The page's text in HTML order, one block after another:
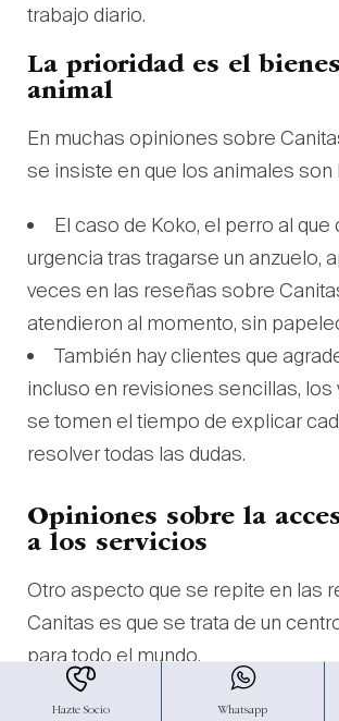
trabajo diario.
La prioridad es el
animal
En muchas opiniones sobre
se insiste en que los animales son
El caso de Koko, el perro al
urgencia tras tragarse un anzuelo,
veces en las reseñas sobre
atendieron al momento, sin
También hay clientes que
incluso en revisiones sencillas, los
se tomen el tiempo de explicar
resolver todas las dudas.
Opiniones sobre la
a los servicios
Otro aspecto que se repite en las
Canitas es que se trata de un
para todo el mundo.
Pilar lo explica diciendo que
Hazte Socio Whatsapp